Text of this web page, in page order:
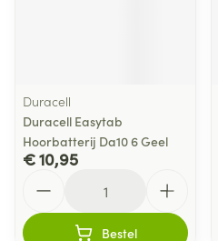
Duracell
Duracell Easytab
Hoorbatterij Da10 6 Geel
€ 10,95
Bestel